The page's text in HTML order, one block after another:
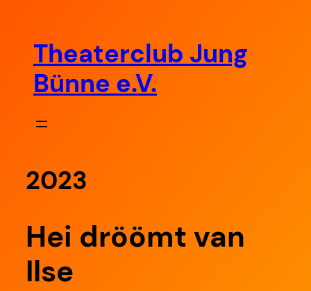
springenTheaterclub Jung
Bünne e.V.
2023
Hei dröömt van
Ilse